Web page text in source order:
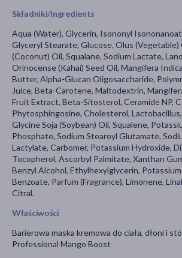
Składniki/Ingredients
Aqua (Water), Glycerin, Isononyl
Glyceryl Stearate, Glucose, Olus (Vegetable)
(Coconut) Oil, Squalane, Sodium Lactate,
Orinocense (Kahai) Seed Oil, Mangifera
Butter, Alpha-Glucan Oligosaccharide,
Juice, Beta-Carotene, Maltodextrin,
Fruit Extract, Beta-Sitosterol, Ceramide NP,
Phytosphingosine, Cholesterol, Lactobacillus,
Glycine Soja (Soybean) Oil, Squalene,
Phosphate, Sodium Stearoyl Glutamate,
Lactylate, Carbomer, Potassium Hydroxide,
Tocopherol, Ascorbyl Palmitate, Xanthan
Benzyl Alcohol, Ethylhexylglycerin,
Benzoate, Parfum (Fragrance), Limonene,
Citral.
Właściwości
Barierowa maska kremowa do ciała, dłoni i
Professional Mango Boost